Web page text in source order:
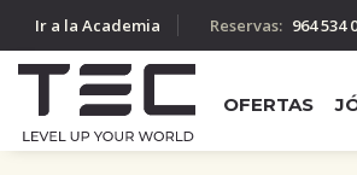
Ir a la Academia Reservas: 964 534
OFERTAS